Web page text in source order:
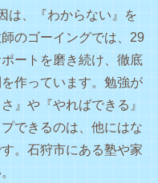
は、『わからない』を
のゴーイングでは、29
ートを磨き続け、徹底
作っています。勉強が
』や『やればできる』
できるのは、他にはな
。石狩市にある塾や家